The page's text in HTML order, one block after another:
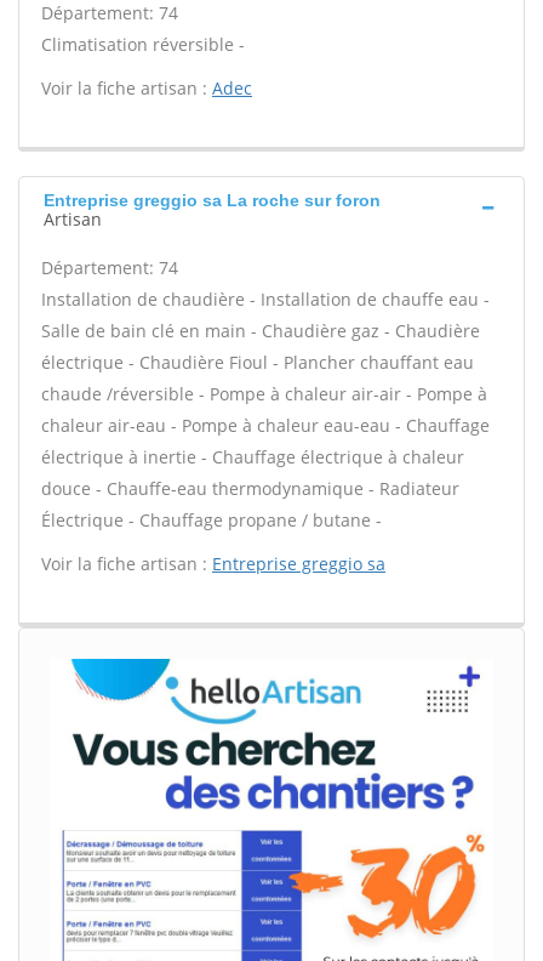
Département: 74
Climatisation réversible -
Voir la fiche artisan : Adec
Entreprise greggio sa La roche sur foron
Artisan
Département: 74
Installation de chaudière - Installation de chauffe eau -
Salle de bain clé en main - Chaudière gaz - Chaudière
électrique - Chaudière Fioul - Plancher chauffant eau
chaude /réversible - Pompe à chaleur air-air - Pompe à
chaleur air-eau - Pompe à chaleur eau-eau - Chauffage
électrique à inertie - Chauffage électrique à chaleur
douce - Chauffe-eau thermodynamique - Radiateur
Électrique - Chauffage propane / butane -
Voir la fiche artisan : Entreprise greggio sa